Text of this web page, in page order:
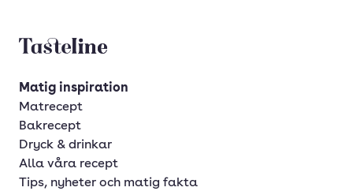
Tasteline startsida
Matig inspiration
Matrecept
Bakrecept
Dryck & drinkar
Alla våra recept
Tips, nyheter och matig fakta